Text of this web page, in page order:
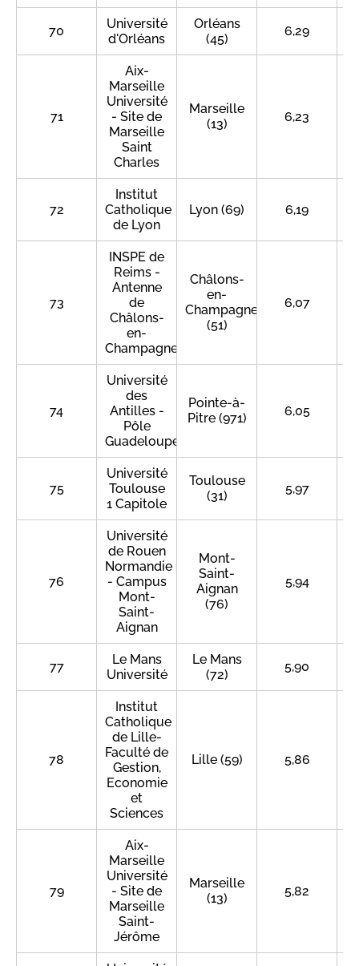
70
Université
d'Orléans
Orléans
(45)
6,29
71
Aix-
Marseille
Université
- Site de
Marseille
Saint
Charles
Marseille
(13)
6,23
72
Institut
Catholique
de Lyon
Lyon (69) 6,19
73
INSPE de
Reims -
Antenne
de
Châlons-
en-
Champagne
Châlons-
en-
Champagne
(51)
6,07
74
Université
des
Antilles -
Pôle
Guadeloupe
Pointe-à-
Pitre (971)
6,05
75
Université
Toulouse
1 Capitole
Toulouse
(31)
5,97
76
Université
de Rouen
Normandie
- Campus
Mont-
Saint-
Aignan
Mont-
Saint-
Aignan
(76)
5,94
77
Le Mans
Université
Le Mans
(72)
5,90
78
Institut
Catholique
de Lille-
Faculté de
Gestion,
Economie
et
Sciences
Lille (59) 5,86
79
Aix-
Marseille
Université
- Site de
Marseille
Saint-
Jérôme
Marseille
(13)
5,82